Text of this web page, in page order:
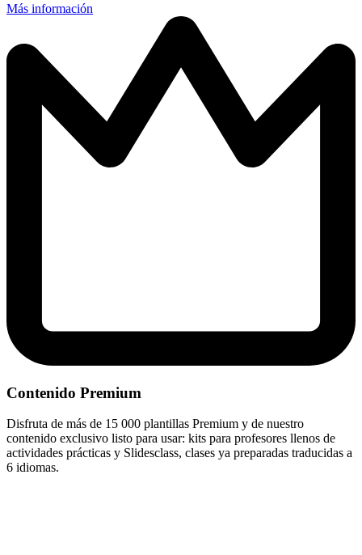
Más información
Contenido Premium
Disfruta de más de 15 000 plantillas Premium y de nuestro
contenido exclusivo listo para usar: kits para profesores llenos de
actividades prácticas y Slidesclass, clases ya preparadas traducidas a
6 idiomas.